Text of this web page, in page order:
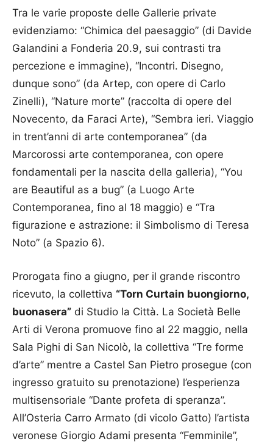
Tra le varie proposte delle Gallerie private
evidenziamo: “Chimica del paesaggio” (di Davide
Galandini a Fonderia 20.9, sui contrasti tra
percezione e immagine), “Incontri. Disegno,
dunque sono” (da Artep, con opere di Carlo
Zinelli), “Nature morte” (raccolta di opere del
Novecento, da Faraci Arte), “Sembra ieri. Viaggio
in trent’anni di arte contemporanea” (da
Marcorossi arte contemporanea, con opere
fondamentali per la nascita della galleria), “You
are Beautiful as a bug” (a Luogo Arte
Contemporanea, fino al 18 maggio) e “Tra
figurazione e astrazione: il Simbolismo di Teresa
Noto” (a Spazio 6).
Prorogata fino a giugno, per il grande riscontro
ricevuto, la collettiva “Torn Curtain buongiorno,
buonasera” di Studio la Città. La Società Belle
Arti di Verona promuove fino al 22 maggio, nella
Sala Pighi di San Nicolò, la collettiva “Tre forme
d’arte” mentre a Castel San Pietro prosegue (con
ingresso gratuito su prenotazione) l’esperienza
multisensoriale “Dante profeta di speranza”.
All’Osteria Carro Armato (di vicolo Gatto) l’artista
veronese Giorgio Adami presenta “Femminile”,